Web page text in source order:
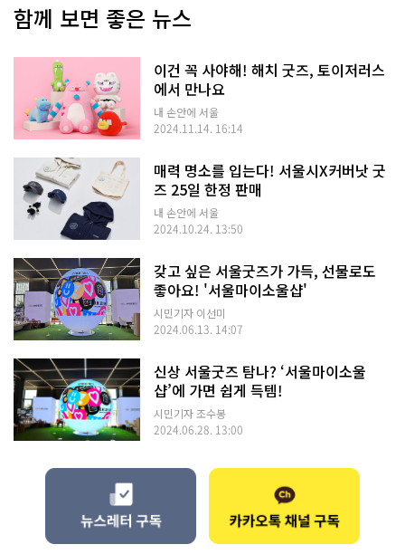
함께 보면 좋은 뉴스
이건 꼭 사야해! 해치 굿즈, 토이저러스
에서 만나요
내 손안에 서울
2024.11.14. 16:14
매력 명소를 입는다! 서울시X커버낫 굿
즈 25일 한정 판매
내 손안에 서울
2024.10.24. 13:50
갖고 싶은 서울굿즈가 가득, 선물로도
좋아요! '서울마이소울샵'
시민기자 이선미
2024.06.13. 14:07
신상 서울굿즈 탐나? ‘서울마이소울
샵’에 가면 쉽게 득템!
시민기자 조수봉
2024.06.28. 13:00